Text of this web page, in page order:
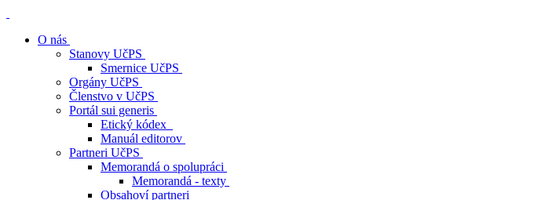
O nás
Stanovy UčPS
Smernice UčPS
Orgány UčPS
Členstvo v UčPS
Portál sui generis
Etický kódex
Manuál editorov
Partneri UčPS
Memorandá o spolupráci
Memorandá - texty
Obsahoví partneri